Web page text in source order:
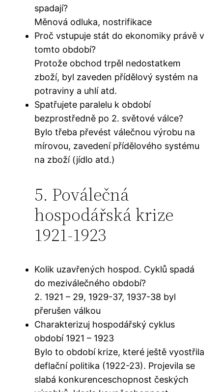
spadají?
Měnová odluka, nostrifikace
Proč vstupuje stát do ekonomiky právě v
tomto období?
Protože obchod trpěl nedostatkem
zboží, byl zaveden přídělový systém na
potraviny a uhlí atd.
Spatřujete paralelu k období
bezprostředně po 2. světové válce?
Bylo třeba převést válečnou výrobu na
mírovou, zavedení přídělového systému
na zboží (jídlo atd.)
5. Poválečná
hospodářská krize
1921-1923
Kolik uzavřených hospod. Cyklů spadá
do meziválečného období?
2. 1921 – 29, 1929-37, 1937-38 byl
přerušen válkou
Charakterizuj hospodářský cyklus
období 1921 – 1923
Bylo to období krize, které ještě vyostřila
deflační politika (1922-23). Projevila se
slabá konkurenceschopnost českých